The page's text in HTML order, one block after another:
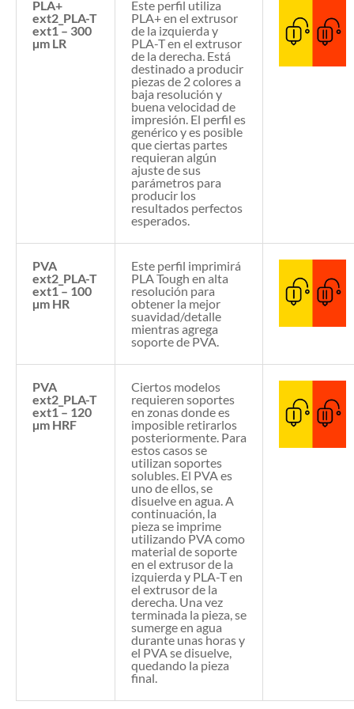
PLA+
ext2_PLA-T
ext1 – 300
µm LR
Este perfil utiliza
PLA+ en el extrusor
de la izquierda y
PLA-T en el extrusor
de la derecha. Está
destinado a producir
piezas de 2 colores a
baja resolución y
buena velocidad de
impresión. El perfil es
genérico y es posible
que ciertas partes
requieran algún
ajuste de sus
parámetros para
producir los
resultados perfectos
esperados.
PVA
ext2_PLA-T
ext1 – 100
µm HR
Este perfil imprimirá
PLA Tough en alta
resolución para
obtener la mejor
suavidad/detalle
mientras agrega
soporte de PVA.
PVA
ext2_PLA-T
ext1 – 120
µm HRF
Ciertos modelos
requieren soportes
en zonas donde es
imposible retirarlos
posteriormente. Para
estos casos se
utilizan soportes
solubles. El PVA es
uno de ellos, se
disuelve en agua. A
continuación, la
pieza se imprime
utilizando PVA como
material de soporte
en el extrusor de la
izquierda y PLA-T en
el extrusor de la
derecha. Una vez
terminada la pieza, se
sumerge en agua
durante unas horas y
el PVA se disuelve,
quedando la pieza
final.